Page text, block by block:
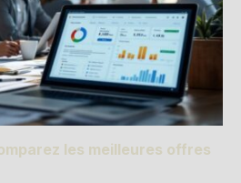
les meilleures offres